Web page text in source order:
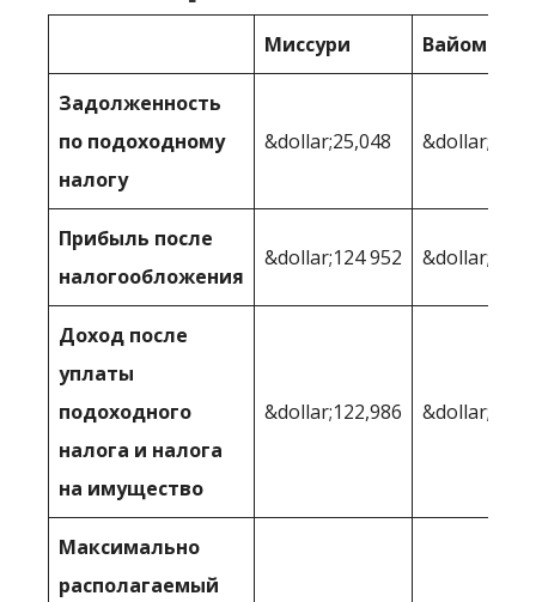
Миссури Вайоминг
Задолженность
по подоходному
налогу
&dollar;25,048 &dollar;18
Прибыль после
налогообложения
&dollar;124 952
Доход после
уплаты
подоходного
налога и налога
на имущество
&dollar;122,986
Максимально
располагаемый